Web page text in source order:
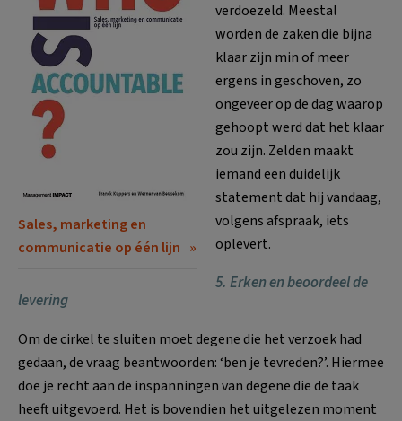
Sales, marketing en
communicatie op één lijn
verdoezeld. Meestal
worden de zaken die bijna
klaar zijn min of meer
ergens in geschoven, zo
ongeveer op de dag waarop
gehoopt werd dat het klaar
zou zijn. Zelden maakt
iemand een duidelijk
statement dat hij vandaag,
volgens afspraak, iets
oplevert.
5. Erken en beoordeel de
levering
Om de cirkel te sluiten moet degene die het verzoek had
gedaan, de vraag beantwoorden: ‘ben je tevreden?’. Hiermee
doe je recht aan de inspanningen van degene die de taak
heeft uitgevoerd. Het is bovendien het uitgelezen moment